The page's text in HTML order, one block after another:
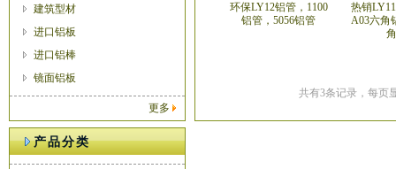
建筑型材
进口铝板
进口铝棒
镜面铝板
更多
产品分类
环保LY12铝管，1100
铝管，5056铝管
热销
A03六角
共有3条记录，每页